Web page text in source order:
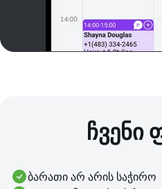
ჩვენი
ბარათი არ არის საჭირო